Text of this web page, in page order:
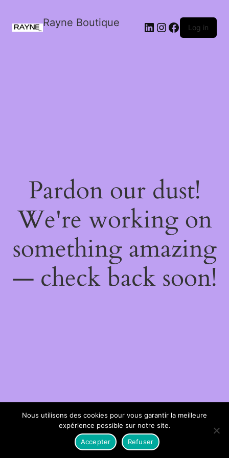
Rayne Boutique Log in
Pardon our dust!
We're working on
something amazing
— check back soon!
Nous utilisons des cookies pour vous garantir la meilleure
expérience possible sur notre site.
Accepter
Refuser